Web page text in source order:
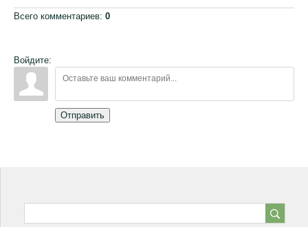
Всего комментариев: 0
Войдите:
Отправить